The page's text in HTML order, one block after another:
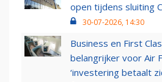
open tijdens sluiting
30-07-2026, 14:30
Business en First
belangrijker voor Air
‘investering betaalt